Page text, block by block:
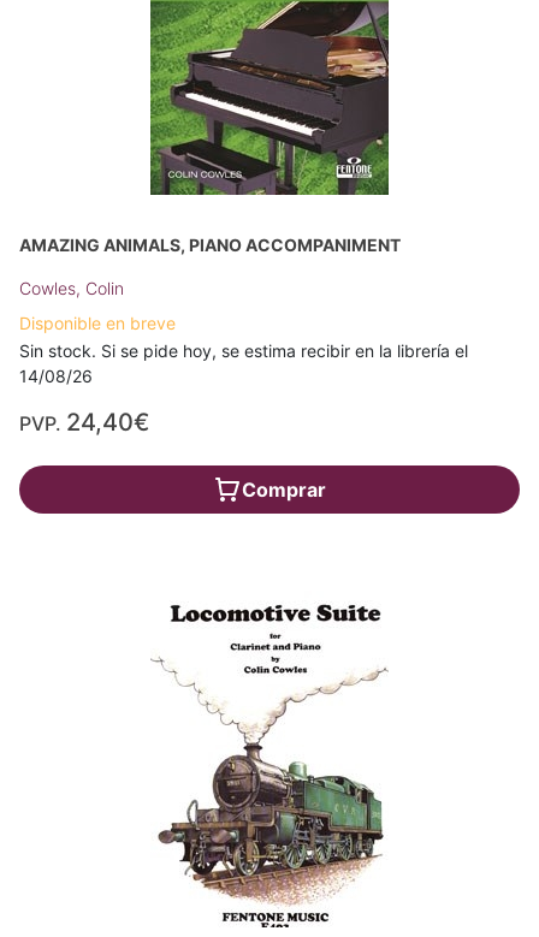
AMAZING ANIMALS, PIANO ACCOMPANIMENT
Cowles, Colin
Disponible en breve
Sin stock. Si se pide hoy, se estima recibir en la librería el
14/08/26
PVP. 24,40€
Comprar